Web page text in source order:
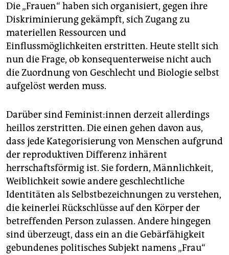
Die „Frauen“ haben sich organisiert, gegen ihre
Diskriminierung gekämpft, sich Zugang zu
materiellen Ressourcen und
Einflussmöglichkeiten erstritten. Heute stellt sich
nun die Frage, ob konsequenterweise nicht auch
die Zuordnung von Geschlecht und Biologie selbst
aufgelöst werden muss.
Darüber sind Fe­mi­nis­t:in­nen derzeit allerdings
heillos zerstritten. Die einen gehen davon aus,
dass jede Kategorisierung von Menschen aufgrund
der reproduktiven Differenz inhärent
herrschaftsförmig ist. Sie fordern, Männlichkeit,
Weiblichkeit sowie andere geschlechtliche
Identitäten als Selbstbezeichnungen zu verstehen,
die keinerlei Rückschlüsse auf den Körper der
betreffenden Person zulassen. Andere hingegen
sind überzeugt, dass ein an die Gebärfähigkeit
gebundenes politisches Subjekt namens „Frau“